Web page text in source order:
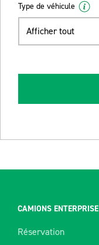
Type de véhicule
Afficher tout
CAMIONS ENTERPRISE
Réservation